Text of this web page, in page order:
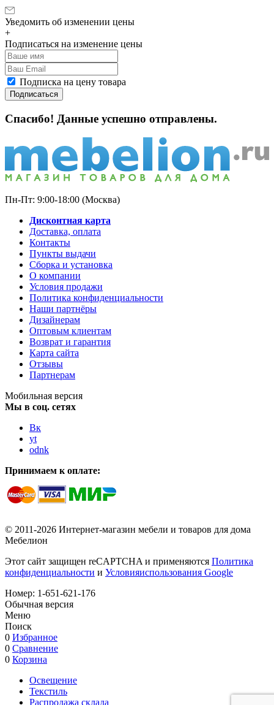
Уведомить об изменении цены
+
Подписаться на изменение цены
Подписка на цену товара
Подписаться
Спасибо! Данные успешно отправлены.
Пн-Пт: 9:00-18:00 (Москва)
Дисконтная карта
Доставка, оплата
Контакты
Пункты выдачи
Сборка и установка
О компании
Условия продажи
Политика конфиденциальности
Наши партнёры
Дизайнерам
Оптовым клиентам
Возврат и гарантия
Карта сайта
Отзывы
Партнерам
Мобильная версия
Мы в соц. сетях
Вк
yt
odnk
Принимаем к оплате:
© 2011-2026 Интернет-магазин мебели и товаров для дома
Мебелион
Этот сайт защищен reCAPTCHA и применяются Политика
конфиденциальности и Условияиспользования Google
Номер: 1-651-621-176
Обычная версия
Меню
Поиск
0 Избранное
0 Сравнение
0 Корзина
Освещение
Текстиль
Распродажа склада